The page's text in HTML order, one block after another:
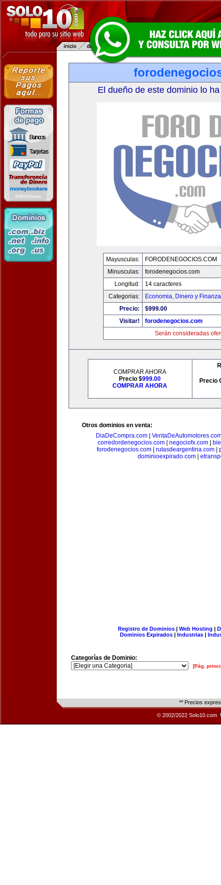
El dueño de este dominio lo
Mayusculas:
FORODENEGOCIOS.COM
Minusculas:
forodenegocios.com
Longitud:
14 caracteres
Categorias:
Economia, Dinero y
Precio:
$999.00
Visitar!
forodenegocios.com
Serán consideradas
COMPRAR AHORA
Precio $999.00
COMPRAR AHORA
Precio
Otros dominios en venta:
DiaDeCompra.com|
corredordenegocios.com
negociofx.com
forodenegocios.com| rutasdeargentina.com|
dominioexpirado.com|
Registro de Dominios| Web Hosting |
Dominios Expirados | Industrias |
Categorías de Dominio:
[Pág.
** Precios
© 2002/2022 Solo10.com